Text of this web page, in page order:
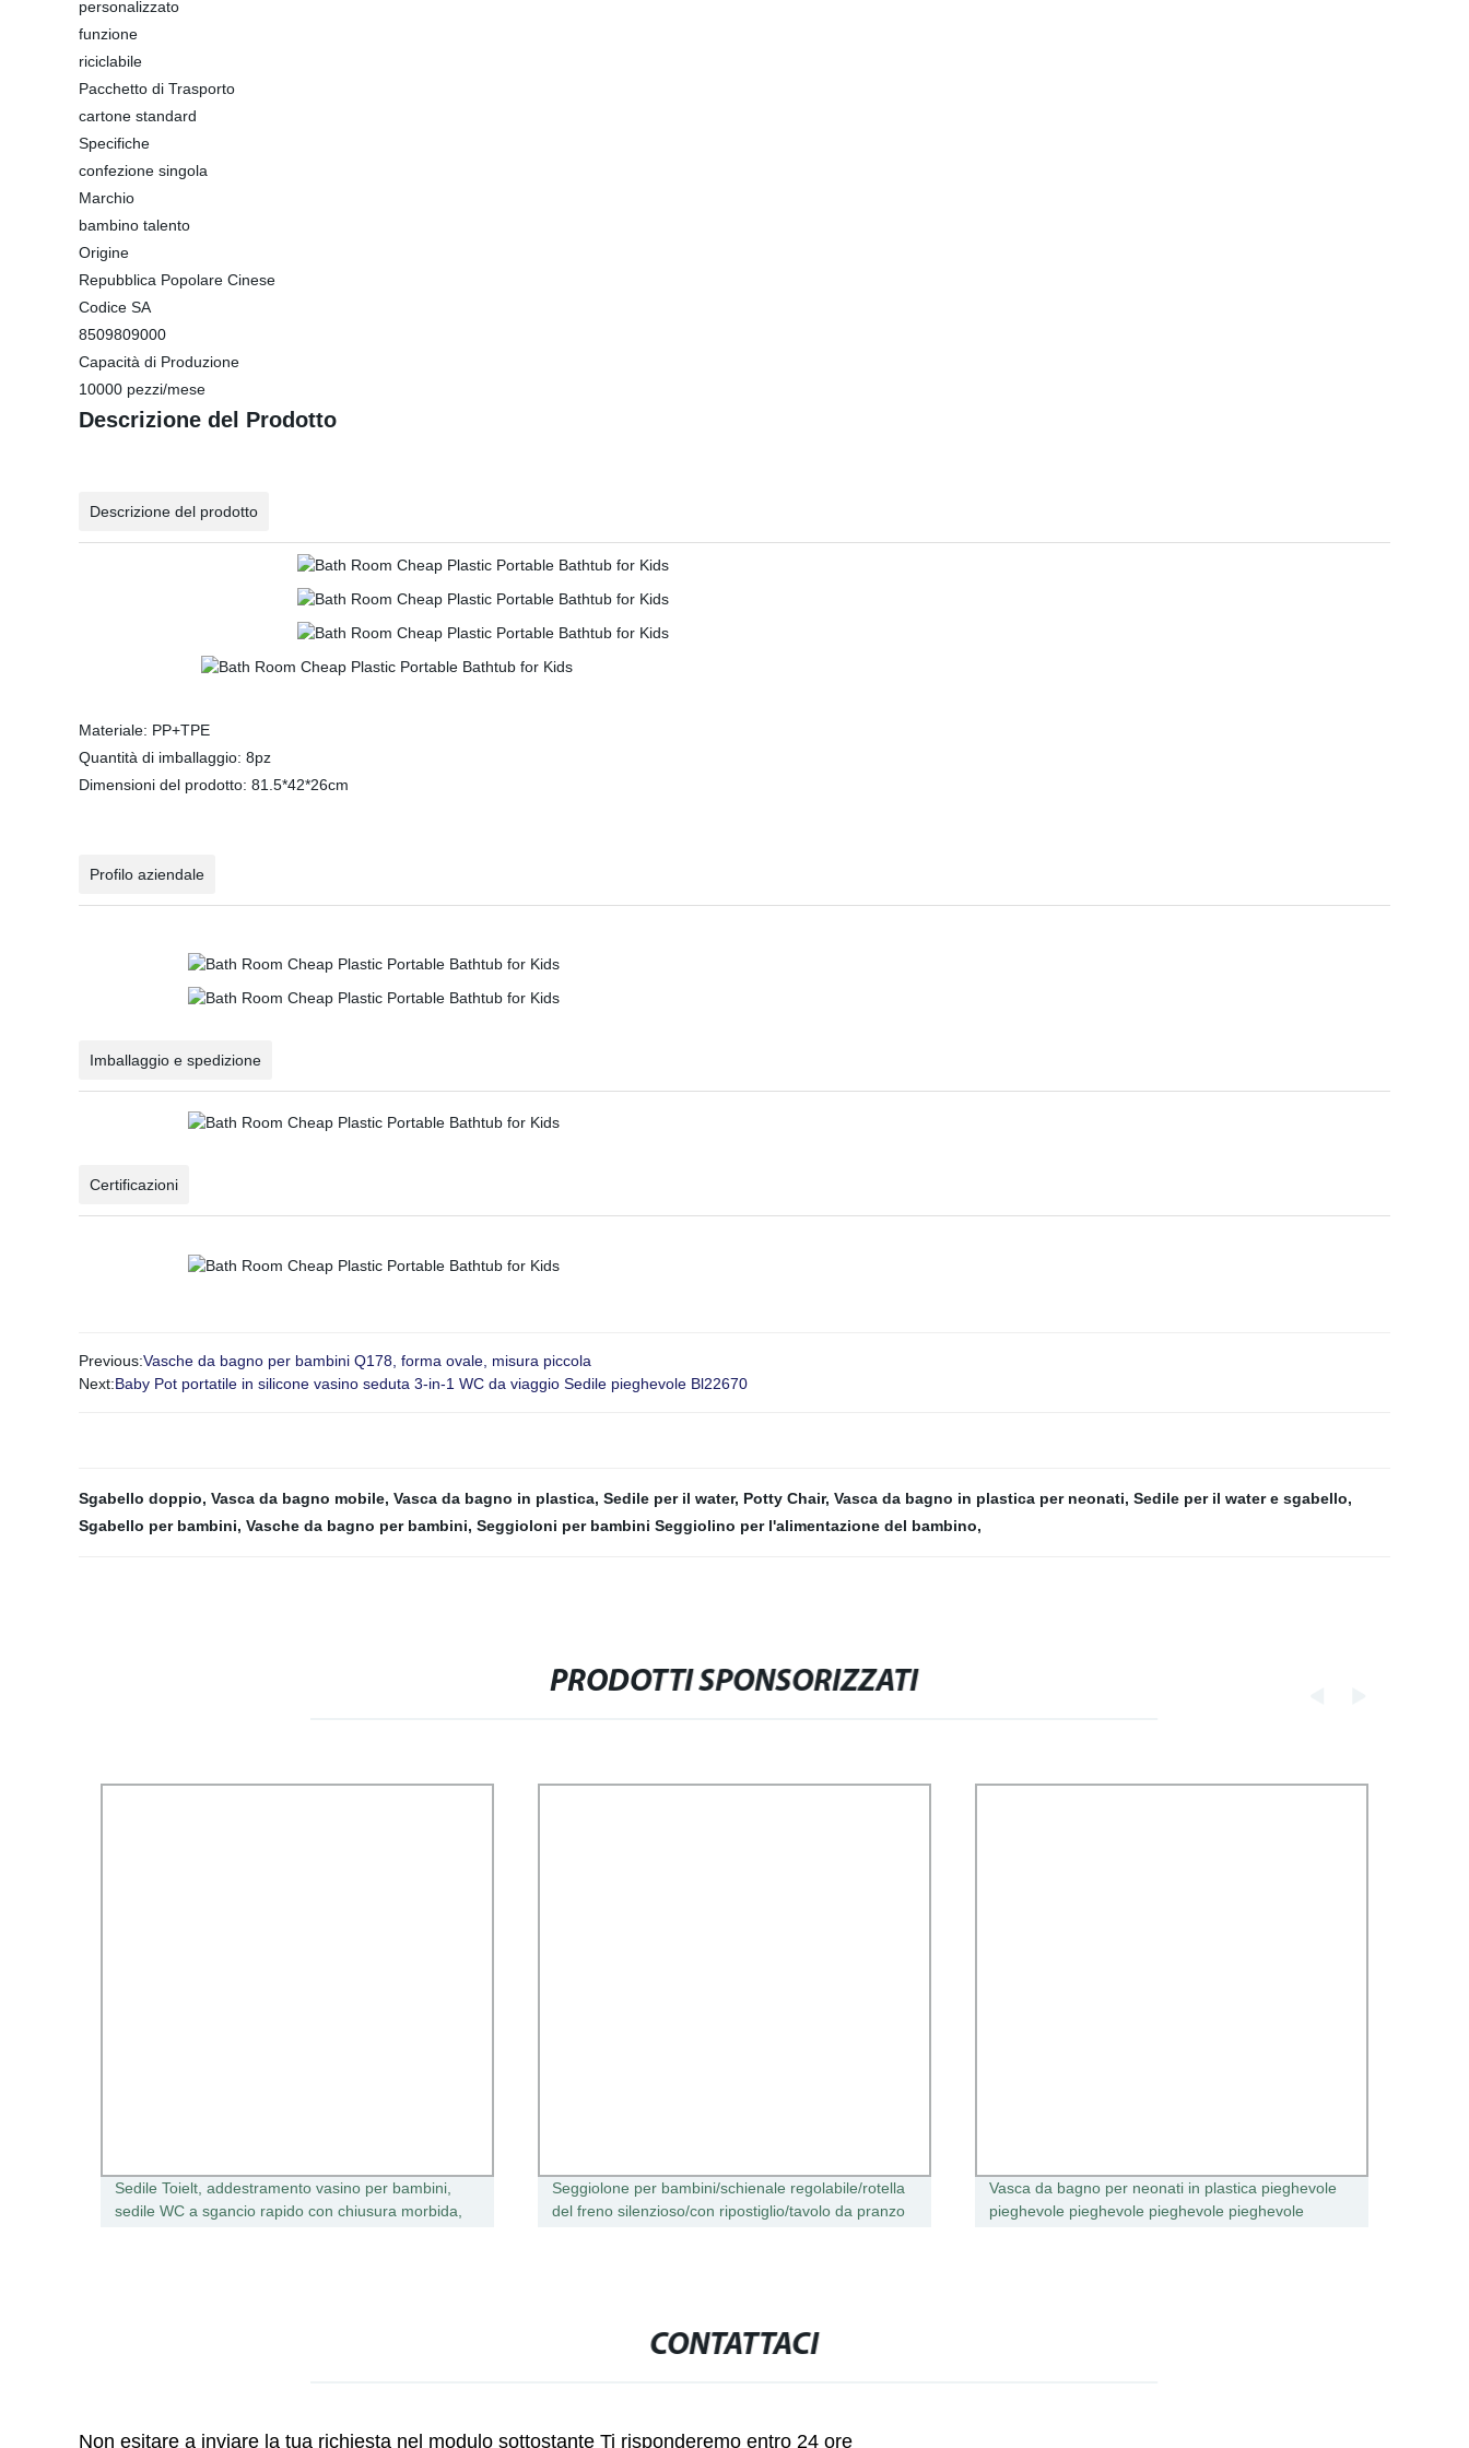
personalizzato
funzione
riciclabile
Pacchetto di Trasporto
cartone standard
Specifiche
confezione singola
Marchio
bambino talento
Origine
Repubblica Popolare Cinese
Codice SA
8509809000
Capacità di Produzione
10000 pezzi/mese
Descrizione del Prodotto
Descrizione del prodotto
Materiale: PP+TPE
Quantità di imballaggio: 8pz
Dimensioni del prodotto: 81.5*42*26cm
Profilo aziendale
Imballaggio e spedizione
Certificazioni
Previous:Vasche da bagno per bambini Q178, forma ovale, misura piccola
Next:Baby Pot portatile in silicone vasino seduta 3-in-1 WC da viaggio Sedile pieghevole Bl22670
Sgabello doppio, Vasca da bagno mobile, Vasca da bagno in plastica, Sedile per il water, Potty Chair, Vasca da bagno in plastica per neonati, Sedile per il water e sgabello,
Sgabello per bambini, Vasche da bagno per bambini, Seggioloni per bambini Seggiolino per l'alimentazione del bambino,
PRODOTTI SPONSORIZZATI
Sedile Toielt, addestramento vasino per bambini,
sedile WC a sgancio rapido con chiusura morbida,
Seggiolone per bambini/schienale regolabile/rotella
del freno silenzioso/con ripostiglio/tavolo da pranzo
Vasca da bagno per neonati in plastica pieghevole
pieghevole pieghevole pieghevole pieghevole
CONTATTACI
Non esitare a inviare la tua richiesta nel modulo sottostante Ti risponderemo entro 24 ore